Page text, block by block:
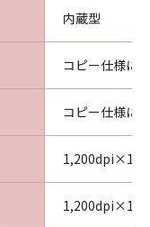
内蔵型
コピー仕様に
コピー仕様に